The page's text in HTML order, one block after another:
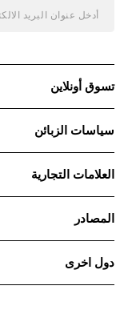
تسوق أونلاين
سياسات الزبائن
العلامات التجارية
المصادر
دول اخرى